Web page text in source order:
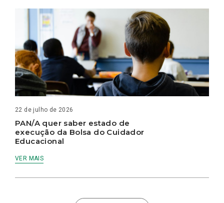
22 de julho de 2026
PAN/A quer saber estado de
execução da Bolsa do Cuidador
Educacional
VER MAIS